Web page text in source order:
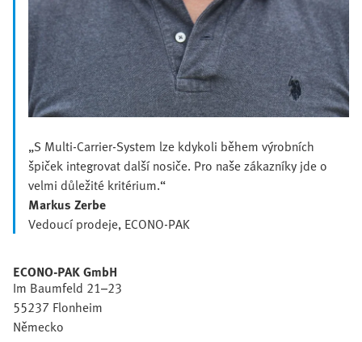
„S Multi-Carrier-System lze kdykoli během výrobních
špiček integrovat další nosiče. Pro naše zákazníky jde o
velmi důležité kritérium.“
Markus Zerbe
Vedoucí prodeje, ECONO-PAK
ECONO-PAK GmbH
Im Baumfeld 21–23
55237 Flonheim
Německo